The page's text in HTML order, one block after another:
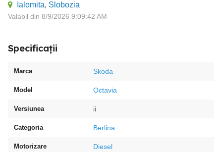
Ialomita, Slobozia
Valabil din 8/9/2026 9:09:42 AM
Specificații
Marca Skoda
Model Octavia
Versiunea ii
Categoria Berlina
Motorizare Diesel